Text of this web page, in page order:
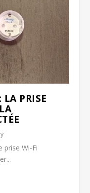
LA PRISE
prise Wi-Fi